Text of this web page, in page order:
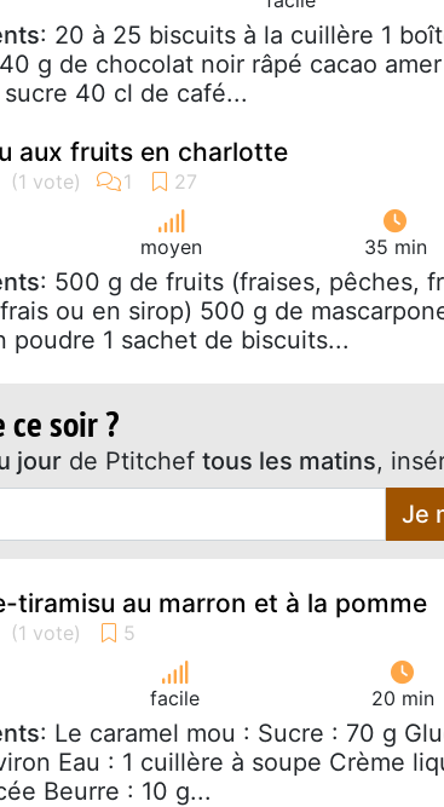
: 20 à 25 biscuits à la cuillère 1
g de chocolat noir râpé cacao
40 cl de café...
aux fruits en charlotte
moyen 35 min
: 500 g de fruits (fraises, pêches,
ou en sirop) 500 g de
poudre 1 sachet de biscuits...
ce soir ?
jour de Ptitchef tous les matins,
Je
tiramisu au marron et à la pomme
facile 20 min
: Le caramel mou : Sucre : 70 g
Eau : 1 cuillère à soupe Crème
Beurre : 10 g...